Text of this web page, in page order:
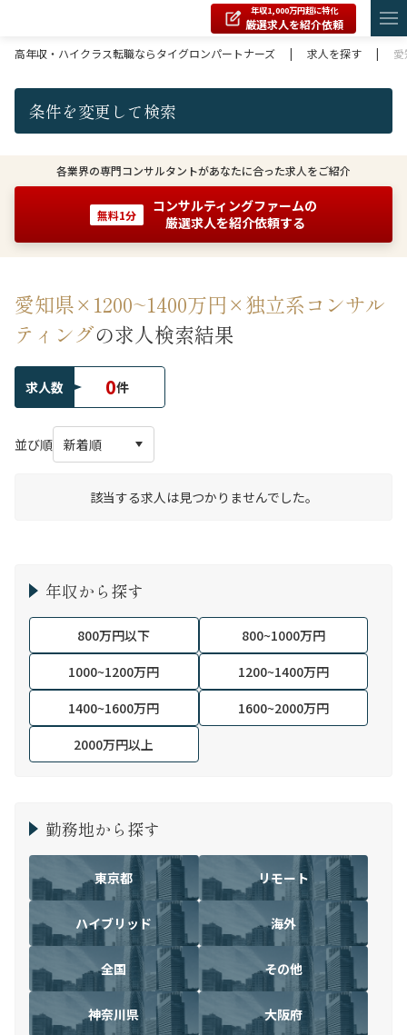
年収1,000万円超に特化
厳選求人を紹介依頼
高年収・ハイクラス転職ならタイグロンパートナーズ
| 求人を探す |
条件を変更して検索
各業界の専門コンサルタントがあなたに合った求人をご紹介
無料1分
コンサルティングファームの
厳選求人を紹介依頼する
愛知県×1200~1400万円×独立系コンサル
ティングの求人検索結果
求人数 0件
並び順
該当する求人は見つかりませんでした。
年収から探す
800万円以下
800~1000万円
1000~1200万円
1200~1400万円
1400~1600万円
1600~2000万円
2000万円以上
勤務地から探す
東京都 リモート
ハイブリッド 海外
全国 その他
神奈川県 大阪府